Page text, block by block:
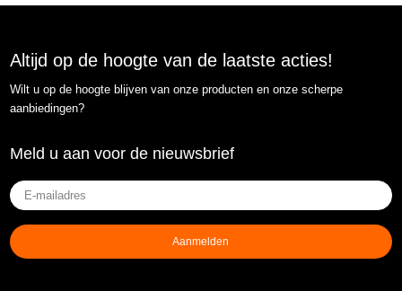
Altijd op de hoogte van de laatste acties!
Wilt u op de hoogte blijven van onze producten en onze scherpe
aanbiedingen?
Meld u aan voor de nieuwsbrief
E-
mailadres(Vereist)
Aanmelden